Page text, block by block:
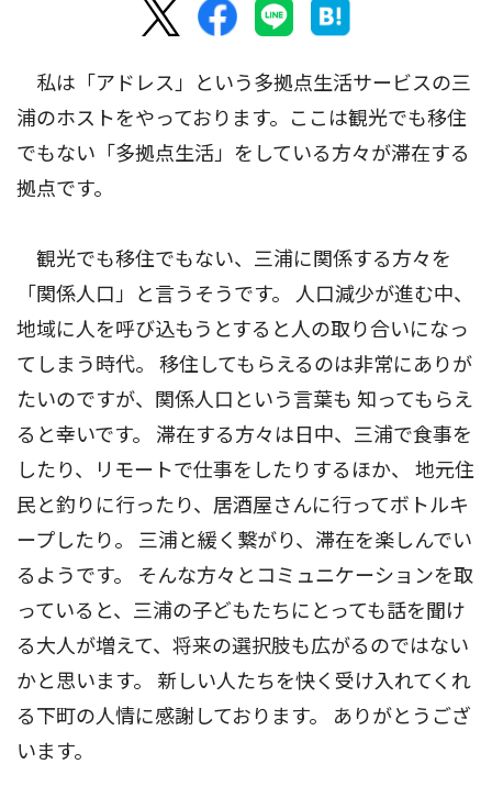
私は「アドレス」という多拠点生活サービスの三
浦のホストをやっております。ここは観光でも移住
でもない「多拠点生活」をしている方々が滞在する
拠点です。
観光でも移住でもない、三浦に関係する方々を
「関係人口」と言うそうです。 人口減少が進む中、
地域に人を呼び込もうとすると人の取り合いになっ
てしまう時代。 移住してもらえるのは非常にありが
たいのですが、関係人口という言葉も 知ってもらえ
ると幸いです。 滞在する方々は日中、三浦で食事を
したり、リモートで仕事をしたりするほか、 地元住
民と釣りに行ったり、居酒屋さんに行ってボトルキ
ープしたり。 三浦と緩く繋がり、滞在を楽しんでい
るようです。 そんな方々とコミュニケーションを取
っていると、三浦の子どもたちにとっても話を聞け
る大人が増えて、将来の選択肢も広がるのではない
かと思います。 新しい人たちを快く受け入れてくれ
る下町の人情に感謝しております。 ありがとうござ
います。